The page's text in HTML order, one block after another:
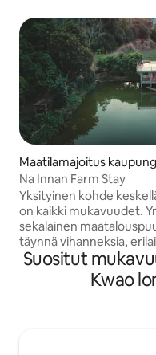
Maatilamajoitus
Na Innan Farm Stay
Yksityinen kohde
on kaikki mukavuudet.
sekalainen
täynnä vihanneksia,
näkymä kalalammelle
ilmapiiri, veden
lopussa ja paljon
Suositut
Kwao